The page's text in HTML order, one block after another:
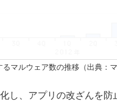
マルウェア数の推移（出典：マ
し、アプリの改ざんを防